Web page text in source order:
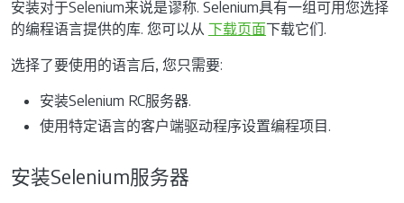
安装对于Selenium来说是谬称. Selenium具有一组可用您选择
的编程语言提供的库. 您可以从 下载页面下载它们.
选择了要使用的语言后, 您只需要:
安装Selenium RC服务器.
使用特定语言的客户端驱动程序设置编程项目.
安装Selenium服务器